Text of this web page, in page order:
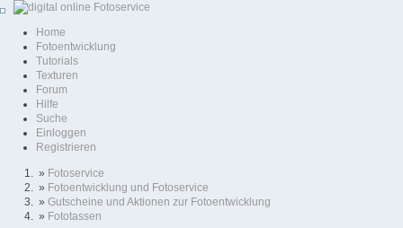
Home
Fotoentwicklung
Tutorials
Texturen
Forum
Hilfe
Suche
Einloggen
Registrieren
» Fotoservice
» Fotoentwicklung und Fotoservice
» Gutscheine und Aktionen zur Fotoentwicklung
» Fototassen